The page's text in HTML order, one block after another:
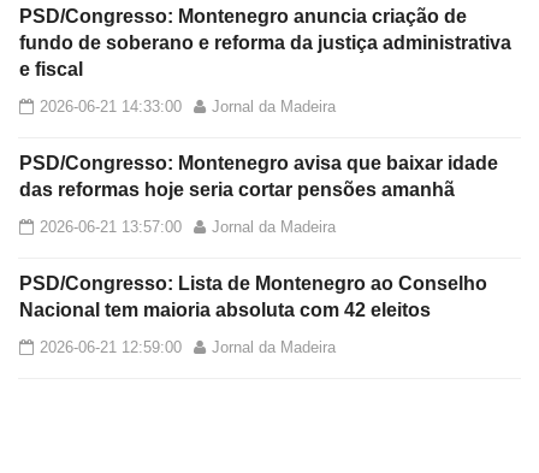
PSD/Congresso: Montenegro anuncia criação de
fundo de soberano e reforma da justiça administrativa
e fiscal
2026-06-21 14:33:00 Jornal da Madeira
PSD/Congresso: Montenegro avisa que baixar idade
das reformas hoje seria cortar pensões amanhã
2026-06-21 13:57:00 Jornal da Madeira
PSD/Congresso: Lista de Montenegro ao Conselho
Nacional tem maioria absoluta com 42 eleitos
2026-06-21 12:59:00 Jornal da Madeira